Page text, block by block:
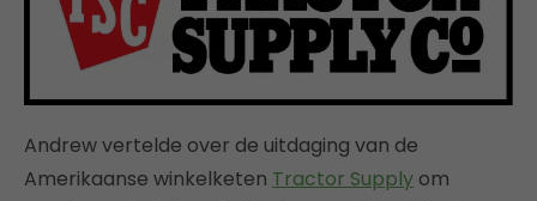
Andrew vertelde over de uitdaging van de
Amerikaanse winkelketen Tractor Supply om